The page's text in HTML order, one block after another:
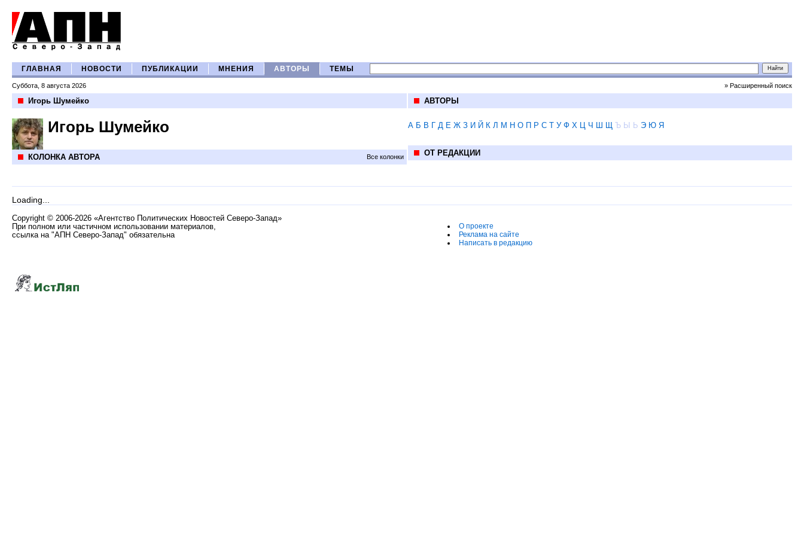
ГЛАВНАЯ НОВОСТИ ПУБЛИКАЦИИ МНЕНИЯ АВТОРЫ ТЕМЫ
Суббота, 8 августа 2026 » Расширенный поиск
Игорь Шумейко
Игорь Шумейко
КОЛОНКА АВТОРА Все колонки
АВТОРЫ
А Б В Г Д Е Ж З И Й К Л М Н О П Р С Т У Ф Х Ц Ч Ш Щ Ъ Ы Ь Э Ю Я
ОТ РЕДАКЦИИ
Loading...
Copyright © 2006-2026 «Агентство Политических Новостей Северо-Запад»
При полном или частичном использовании материалов,
ссылка на "АПН Северо-Запад" обязательна
О проекте
Реклама на сайте
Написать в редакцию